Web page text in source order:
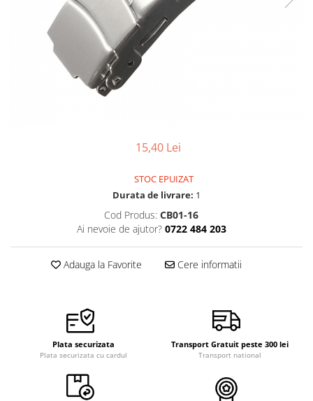
Ceasuri Daniel Klein
Ceasuri Lorus
Ceasuri Q&Q
Ceasuri Reflex
Scule de Mana
Turnare, Lipire, Finisare
Scule Speciale
Suporti de Lucru
Surubelnite fine
Truse / Kituri Ceasornicar
15,40 Lei
STOC EPUIZAT
Durata de livrare: 1
Cod Produs: CB01-16
Ai nevoie de ajutor? 0722 484 203
Adauga la Favorite Cere informatii
Plata securizata
Plata securizata cu cardul
Transport Gratuit peste 300 lei
Transport national